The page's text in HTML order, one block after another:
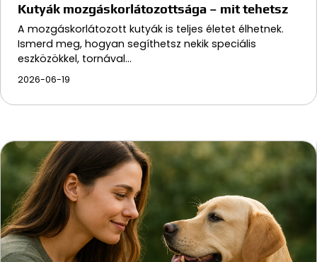
Kutyák mozgáskorlátozottsága – mit tehetsz
A mozgáskorlátozott kutyák is teljes életet élhetnek.
Ismerd meg, hogyan segíthetsz nekik speciális
eszközökkel, tornával…
2026-06-19